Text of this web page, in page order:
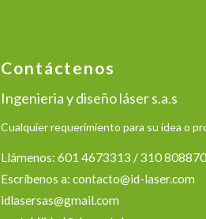
Contáctenos
Ingenieria y diseño láser s.a.s
Cualquier requerimiento para su idea o
Llámenos: 601 4673313 / 310
Escríbenos a:contacto@id-laser.com
idlasersas@gmail.com